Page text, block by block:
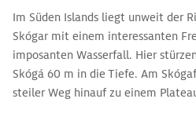
Im Süden Islands liegt unweit der
Skógar mit einem interessanten
imposanten Wasserfall. Hier
Skógá 60 m in die Tiefe. Am
steiler Weg hinauf zu einem